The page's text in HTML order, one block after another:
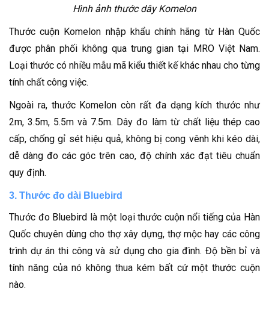
Hình ảnh thước dây Komelon
Thước cuộn Komelon nhập khẩu chính hãng từ Hàn Quốc
được phân phối không qua trung gian tại MRO Việt Nam.
Loại thước có nhiều mẫu mã kiểu thiết kế khác nhau cho từng
tính chất công việc.
Ngoài ra, thước Komelon còn rất đa dạng kích thước như
2m, 3.5m, 5.5m và 7.5m. Dây đo làm từ chất liệu thép cao
cấp, chống gỉ sét hiệu quả, không bị cong vênh khi kéo dài,
dễ dàng đo các góc trên cao, độ chính xác đạt tiêu chuẩn
quy định.
3. Thước đo dài Bluebird
Thước đo Bluebird là một loại thước cuộn nổi tiếng của Hàn
Quốc chuyên dùng cho thợ xây dựng, thợ mộc hay các công
trình dự án thi công và sử dụng cho gia đình. Độ bền bỉ và
tính năng của nó không thua kém bất cứ một thước cuộn
nào.